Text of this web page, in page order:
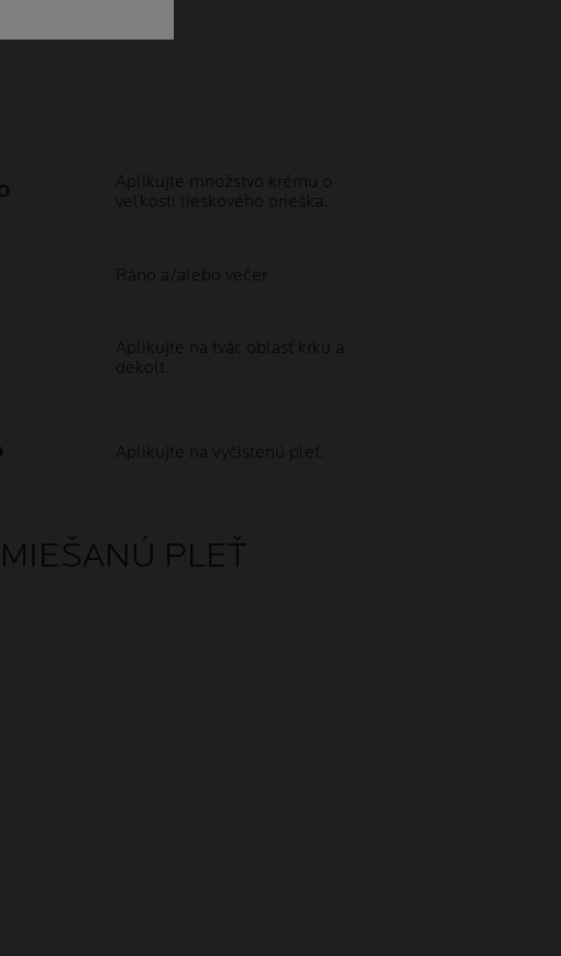
Aplikujte množstvo krému o
veľkosti lieskového orieška.
Ráno a/alebo večer
Aplikujte na tvár, oblasť krku a
dekolt.
Aplikujte na vyčistenú pleť.
PLEŤ